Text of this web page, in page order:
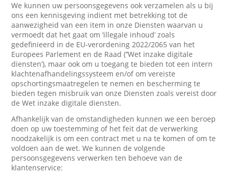
We kunnen uw persoonsgegevens ook verzamelen als u bij
ons een kennisgeving indient met betrekking tot de
aanwezigheid van een item in onze Diensten waarvan u
vermoedt dat het gaat om ‘illegale inhoud’ zoals
gedefinieerd in de EU-verordening 2022/2065 van het
Europees Parlement en de Raad (‘’Wet inzake digitale
diensten’), maar ook om u toegang te bieden tot een intern
klachtenafhandelingssysteem en/of om vereiste
opschortingsmaatregelen te nemen en bescherming te
bieden tegen misbruik van onze Diensten zoals vereist door
de Wet inzake digitale diensten.
Afhankelijk van de omstandigheden kunnen we een beroep
doen op uw toestemming of het feit dat de verwerking
noodzakelijk is om een contract met u na te komen of om te
voldoen aan de wet. We kunnen de volgende
persoonsgegevens verwerken ten behoeve van de
klantenservice: